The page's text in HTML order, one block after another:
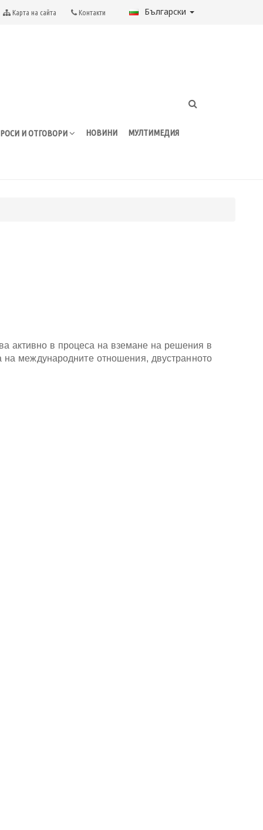
Карта на сайта Контакти Български
И ОТГОВОРИ НОВИНИ МУЛТИМЕДИЯ
активно в процеса на вземане на решения в
международните отношения, двустранното